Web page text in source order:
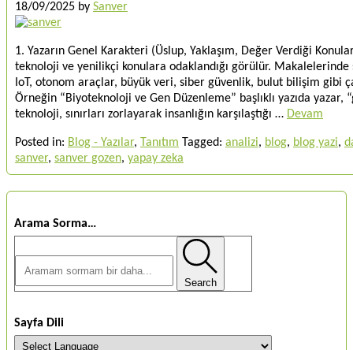
18/09/2025 by Sanver
1. Yazarın Genel Karakteri (Üslup, Yaklaşım, Değer Verdiği
teknoloji ve yenilikçi konulara odaklandığı görülür. Makalelerinde
IoT, otonom araçlar, büyük veri, siber güvenlik, bulut bilişim gibi
Örneğin “Biyoteknoloji ve Gen Düzenleme” başlıklı yazıda yazar,
teknoloji, sınırları zorlayarak insanlığın karşılaştığı … Devam
Posted in: Blog - Yazılar, Tanıtım Tagged: analizi, blog, blog yazi,
sanver, sanver gozen, yapay zeka
Arama Sorma…
Search
Sayfa Dili